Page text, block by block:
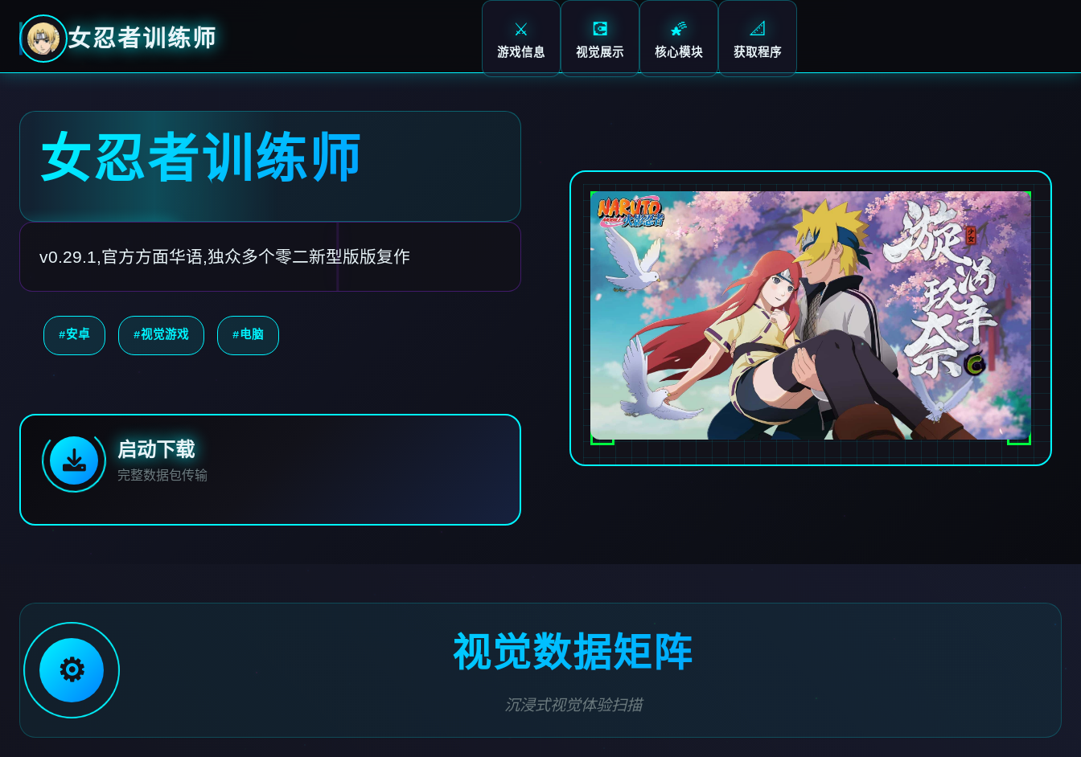
女忍者训练师 ⚔️
游戏信息
💽
视觉展示
🌠
核心模块
📐
获取程序
女忍者训练师
v0.29.1,官方方面华语,独众多个零二新型版版复作
#安卓 #视觉游戏 #电脑
启动下载
完整数据包传输
⚙️ 视觉数据矩阵
沉浸式视觉体验扫描